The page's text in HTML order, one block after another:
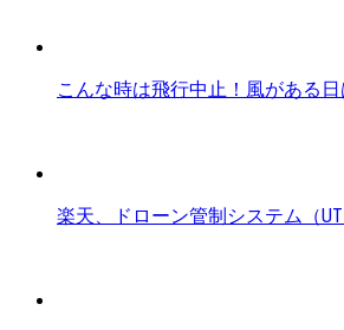
こんな時は飛行中止！風がある日
楽天、ドローン管制システム（